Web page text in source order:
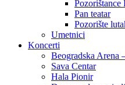
Pozorištance
Pan teatar
Pozorište
Umetnici
Koncerti
Beogradska Arena
Sava Centar
Hala Pionir